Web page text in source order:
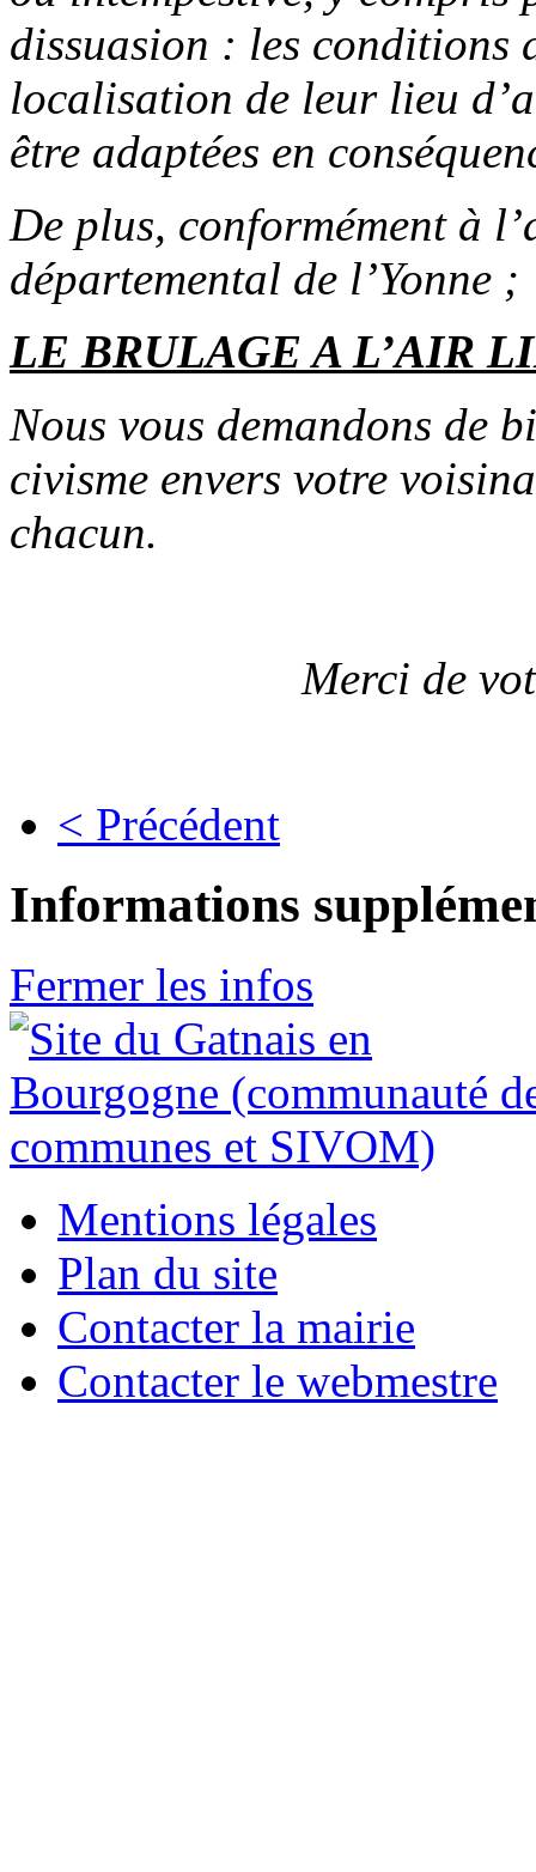
dissuasion : les conditions
localisation de leur lieu
être adaptées en
De plus, conformément à
départemental de l’Yonne ;
LE BRULAGE A L’AIR
Nous vous demandons de
civisme envers votre
chacun.
Merci de
< Précédent
Informations
Fermer les infos
Mentions légales
Plan du site
Contacter la mairie
Contacter le webmestre